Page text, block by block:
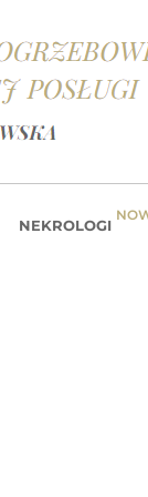
NEKROLOGI